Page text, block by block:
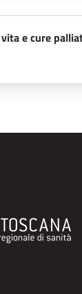
e cure